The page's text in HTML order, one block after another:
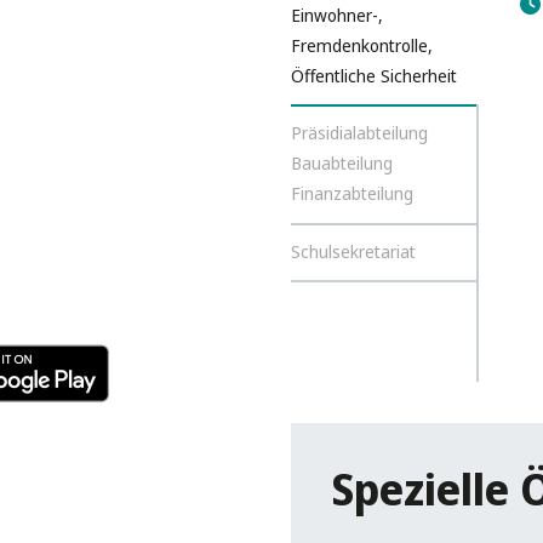
Einwohner-,
Fremdenkontrolle,
Öffentliche Sicherheit
Präsidialabteilung
Bauabteilung
Finanzabteilung
Schulsekretariat
Spezielle